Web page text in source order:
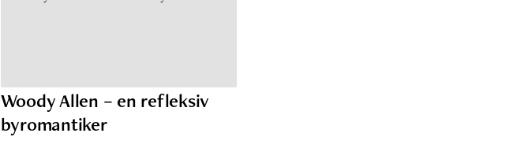
Woody Allen – en refleksiv
byromantiker